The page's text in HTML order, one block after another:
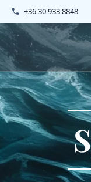
+36 30 933 8848